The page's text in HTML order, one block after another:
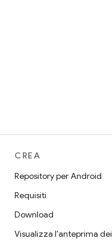
CREA
Repository per Android
Requisiti
Download
Visualizza l'anteprima